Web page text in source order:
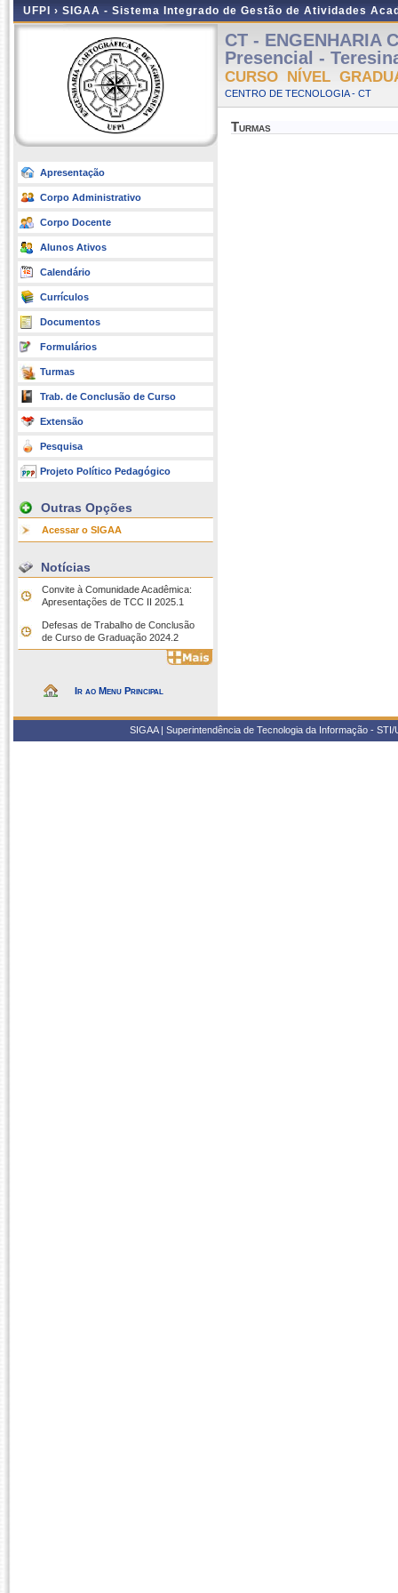
UFPI › SIGAA - Sistema Integrado de Gestão de Atividades
Apresentação
Corpo Administrativo
Corpo Docente
Alunos Ativos
Calendário
Currículos
Documentos
Formulários
Turmas
Trab. de Conclusão de Curso
Extensão
Pesquisa
Projeto Político Pedagógico
Outras Opções
Acessar o SIGAA
Notícias
Convite à Comunidade Acadêmica:
Apresentações de TCC II 2025.1
Defesas de Trabalho de Conclusão
de Curso de Graduação 2024.2
Ir ao Menu Principal
CT - ENGENHARIA
Presencial -
CURSO NÍVEL
CENTRO DE TECNOLOGIA - CT
Turmas
SIGAA | Superintendência de Tecnologia da Informação -